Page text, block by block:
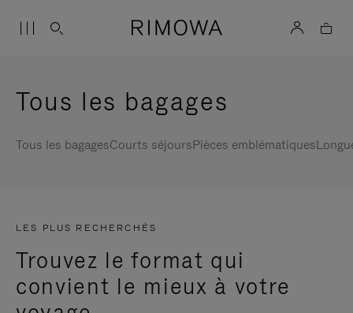
Tous les bagages
Tous les bagagesCourts séjoursPièces emblématiques
LES PLUS RECHERCHÉS
Trouvez le format qui
convient le mieux à votre